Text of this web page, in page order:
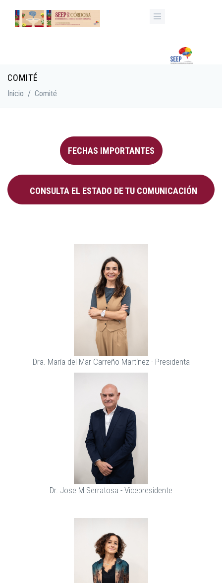
COMITÉ
Inicio / Comité
FECHAS IMPORTANTES
CONSULTA EL ESTADO DE TU COMUNICACIÓN
Dra. María del Mar Carreño Martínez - Presidenta
Dr. Jose M Serratosa - Vicepresidente